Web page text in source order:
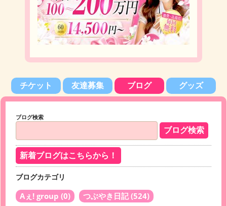
チケット 友達募集 ブログ グッズ
ブログ検索
新着ブログはこちらから！
ブログカテゴリ
Aぇ! group (0) つぶやき日記(524)